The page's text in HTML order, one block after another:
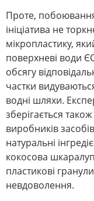
Проте,
ініціатива не
мікропластику,
поверхневі води
обсягу
частки
водні шляхи.
зберігається
виробників
натуральні
кокосова
пластикові
невдоволення.